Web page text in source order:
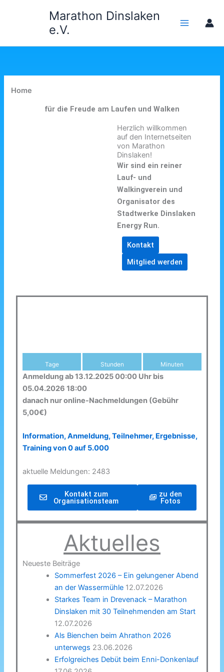
Marathon Dinslaken
e.V.
Home
für die Freude am Laufen und Walken
Herzlich willkommen
auf den Internetseiten
von Marathon
Dinslaken!
Wir sind ein reiner
Lauf- und
Walkingverein und
Organisator des
Stadtwerke Dinslaken
Energy Run.
Kontakt
Mitglied werden
Tage Stunden Minuten
Anmeldung ab 13.12.2025 00:00 Uhr bis
05.04.2026 18:00
danach nur online-Nachmeldungen (Gebühr
5,00€)
Information, Anmeldung, Teilnehmer, Ergebnisse,
Training von 0 auf 5.000
aktuelle Meldungen: 2483
Kontakt zum
Organisationsteam
zu den
Fotos
Aktuelles
Neueste Beiträge
Sommerfest 2026 – Ein gelungener Abend
an der Wassermühle 12.07.2026
Starkes Team in Drevenack – Marathon
Dinslaken mit 30 Teilnehmenden am Start
12.07.2026
Als Bienchen beim Ahrathon 2026
unterwegs 23.06.2026
Erfolgreiches Debüt beim Enni-Donkenlauf